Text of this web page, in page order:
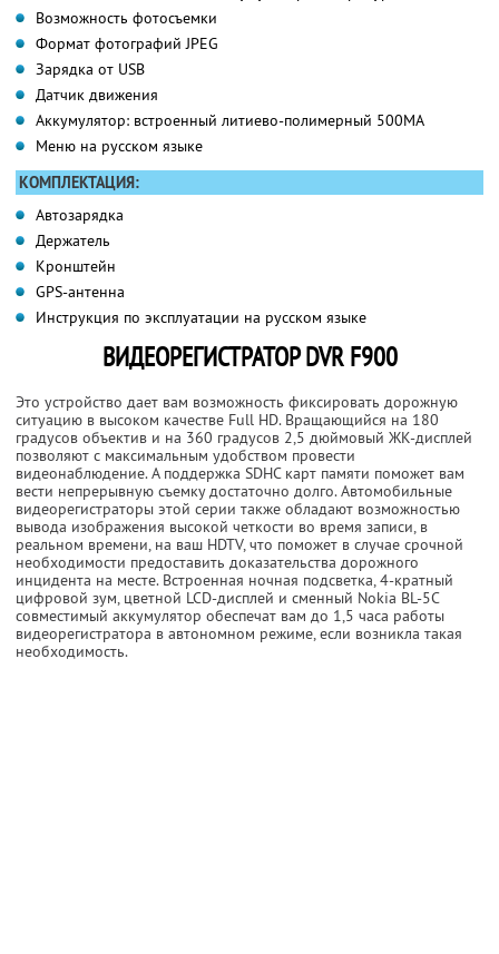
Возможность фотосъемки
Формат фотографий JPEG
Зарядка от USB
Датчик движения
Аккумулятор: встроенный литиево-полимерный 500MA
Меню на русском языке
КОМПЛЕКТАЦИЯ:
Автозарядка
Держатель
Кронштейн
GPS-антенна
Инструкция по эксплуатации на русском языке
ВИДЕОРЕГИСТРАТОР DVR F900
Это устройство дает вам возможность фиксировать дорожную
ситуацию в высоком качестве Full HD. Вращающийся на 180
градусов объектив и на 360 градусов 2,5 дюймовый ЖК-дисплей
позволяют с максимальным удобством провести
видеонаблюдение. А поддержка SDHC карт памяти поможет вам
вести непрерывную съемку достаточно долго. Автомобильные
видеорегистраторы этой серии также обладают возможностью
вывода изображения высокой четкости во время записи, в
реальном времени, на ваш HDTV, что поможет в случае срочной
необходимости предоставить доказательства дорожного
инцидента на месте. Встроенная ночная подсветка, 4-кратный
цифровой зум, цветной LCD-дисплей и сменный Nokia BL-5C
совместимый аккумулятор обеспечат вам до 1,5 часа работы
видеорегистратора в автономном режиме, если возникла такая
необходимость.